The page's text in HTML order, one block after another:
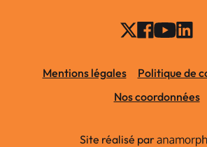
Mentions légales
Politique de
Nos coordonnées
Site réalisé par